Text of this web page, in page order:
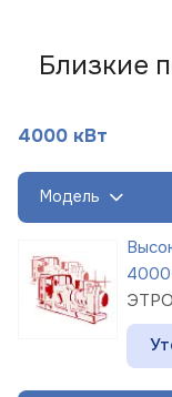
Близкие
4000 кВт
Модель
ЭТРО